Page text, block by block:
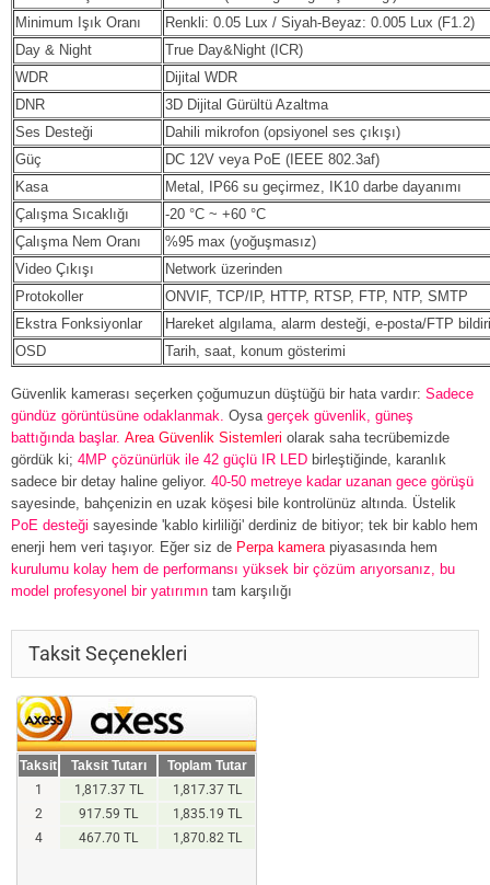
Minimum Işık Oranı
Renkli: 0.05 Lux / Siyah-Beyaz: 0.005 Lux (F1.2)
Day & Night
True Day&Night (ICR)
WDR
Dijital WDR
DNR
3D Dijital Gürültü Azaltma
Ses Desteği
Dahili mikrofon (opsiyonel ses çıkışı)
Güç
DC 12V veya PoE (IEEE 802.3af)
Kasa
Metal, IP66 su geçirmez, IK10 darbe dayanımı
Çalışma Sıcaklığı
-20 °C ~ +60 °C
Çalışma Nem Oranı
%95 max (yoğuşmasız)
Video Çıkışı
Network üzerinden
Protokoller
ONVIF, TCP/IP, HTTP, RTSP, FTP, NTP, SMTP
Ekstra Fonksiyonlar
Hareket algılama, alarm desteği, e-posta/FTP
OSD
Tarih, saat, konum gösterimi
Güvenlik kamerası seçerken çoğumuzun düştüğü bir hata vardır: Sadece
gündüz görüntüsüne odaklanmak. Oysa gerçek güvenlik, güneş
battığında başlar. Area Güvenlik Sistemleri olarak saha tecrübemizde
gördük ki; 4MP çözünürlük ile 42 güçlü IR LED birleştiğinde, karanlık
sadece bir detay haline geliyor. 40-50 metreye kadar uzanan gece görüşü
sayesinde, bahçenizin en uzak köşesi bile kontrolünüz altında. Üstelik
PoE desteği sayesinde 'kablo kirliliği' derdiniz de bitiyor; tek bir kablo hem
enerji hem veri taşıyor. Eğer siz de Perpa kamera piyasasında hem
kurulumu kolay hem de performansı yüksek bir çözüm arıyorsanız, bu
model profesyonel bir yatırımın tam karşılığı
Taksit Seçenekleri
Taksit Taksit Tutarı
Toplam Tutar
1
1,817.37 TL
1,817.37 TL
2
917.59 TL
1,835.19 TL
4
467.70 TL 1,870.82 TL